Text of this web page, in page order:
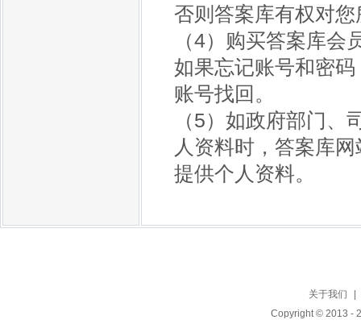
否则答案库有权对
（4）购买答案库
如果忘记账号和密
账号找回。
（5）如政府部门
人资料时，答案库
提供个人资料。
关于我们
Copyright © 2013 -